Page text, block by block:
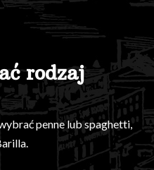
rodzaj
penne lub spaghetti,